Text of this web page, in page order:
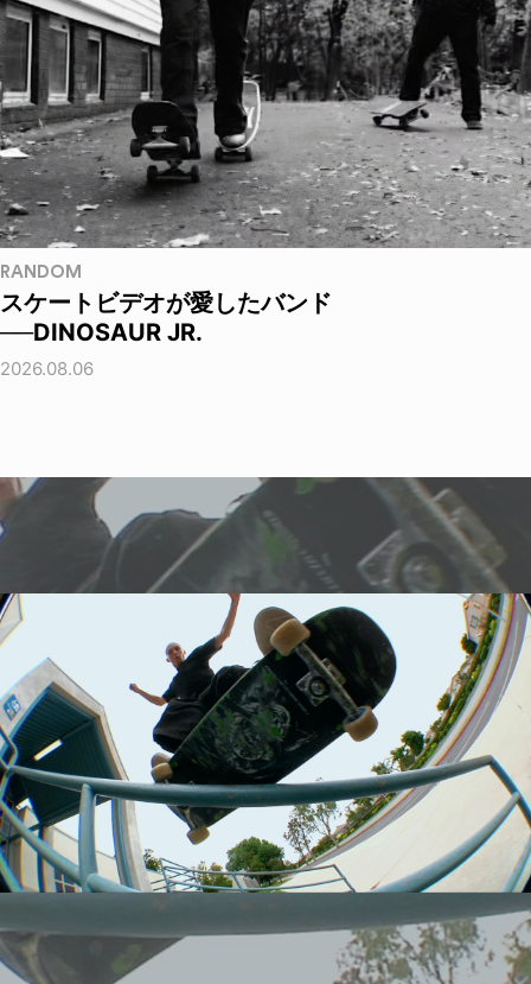
RANDOM
スケートビデオが愛したバンド
──DINOSAUR JR.
2026.08.06